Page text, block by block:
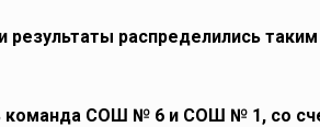
распределились
команда СОШ № 6 и СОШ № 1, со